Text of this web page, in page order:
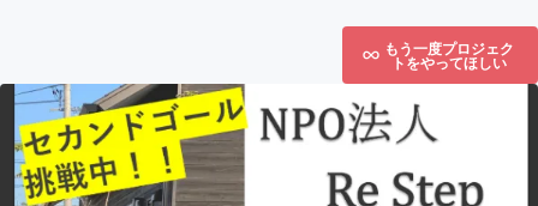
もう一度プロジェク
トをやってほしい